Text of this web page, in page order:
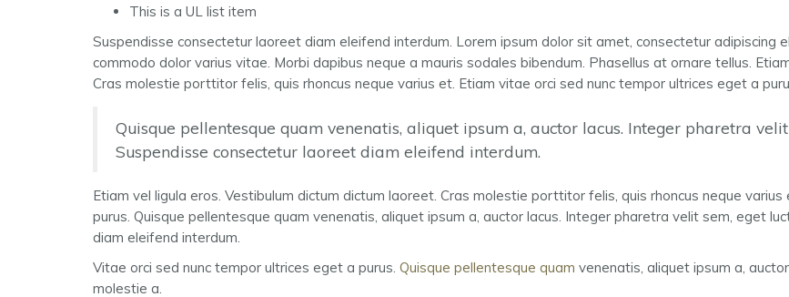
This is a UL list item
Suspendisse consectetur laoreet diam eleifend interdum. Lorem ipsum dolor sit amet, consectetur adipiscing
commodo dolor varius vitae. Morbi dapibus neque a mauris sodales bibendum. Phasellus at ornare tellus.
Cras molestie porttitor felis, quis rhoncus neque varius et. Etiam vitae orci sed nunc tempor ultrices eget a
Quisque pellentesque quam venenatis, aliquet ipsum a, auctor lacus. Integer pharetra
Suspendisse consectetur laoreet diam eleifend interdum.
Etiam vel ligula eros. Vestibulum dictum dictum laoreet. Cras molestie porttitor felis, quis rhoncus neque
purus. Quisque pellentesque quam venenatis, aliquet ipsum a, auctor lacus. Integer pharetra velit sem, eget
diam eleifend interdum.
Vitae orci sed nunc tempor ultrices eget a purus. Quisque pellentesque quam venenatis, aliquet ipsum a,
molestie a.